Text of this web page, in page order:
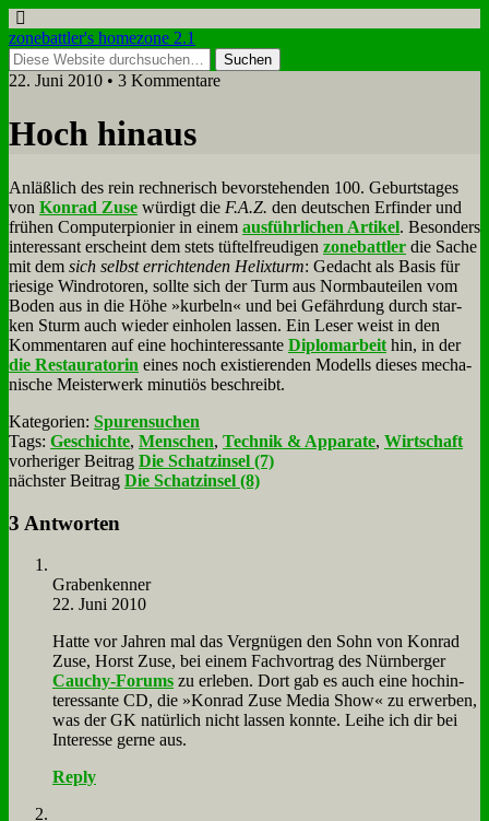
zonebattler's homezone 2.1
22. Juni 2010 • 3 Kommentare
Hoch hin­aus
An­läß­lich des rein rech­ne­risch be­vor­ste­hen­den 100. Ge­burts­ta­ges
von Kon­rad Zu­se wür­digt die F.A.Z. den deut­schen Er­fin­der und
frü­hen Com­pu­ter­pio­nier in ei­nem aus­führ­li­chen Ar­ti­kel. Be­son­ders
in­ter­es­sant er­scheint dem stets tüf­tel­freu­di­gen zone­batt­ler die Sa­che
mit dem sich selbst er­rich­ten­den He­lix­turm: Ge­dacht als Ba­sis für
rie­si­ge Wind­ro­to­ren, soll­te sich der Turm aus Norm­bau­tei­len vom
Bo­den aus in die Hö­he »kur­beln« und bei Ge­fähr­dung durch star­
ken Sturm auch wie­der ein­ho­len las­sen. Ein Le­ser weist in den
Kom­men­ta­ren auf ei­ne hoch­in­ter­es­san­te Di­plom­ar­beit hin, in der
die Re­stau­ra­to­rin ei­nes noch exi­stie­ren­den Mo­dells die­ses me­cha­
ni­sche Mei­ster­werk mi­nu­ti­ös be­schreibt.
Kategorien: Spurensuchen
Tags: Geschichte, Menschen, Technik & Apparate, Wirtschaft
vorheriger Beitrag Die Schatzinsel (7)
nächster Beitrag Die Schatzinsel (8)
3 Antworten
Gra­ben­ken­ner
22. Juni 2010
Hat­te vor Jah­ren mal das Ver­gnü­gen den Sohn von Kon­rad
Zu­se, Horst Zu­se, bei ei­nem Fach­vor­trag des Nürn­ber­ger
Cauchy-Fo­rums zu er­le­ben. Dort gab es auch ei­ne hoch­in­
ter­es­san­te CD, die »Kon­rad Zu­se Me­dia Show« zu er­wer­ben,
was der GK na­tür­lich nicht las­sen konn­te. Lei­he ich dir bei
In­ter­es­se ger­ne aus.
Reply